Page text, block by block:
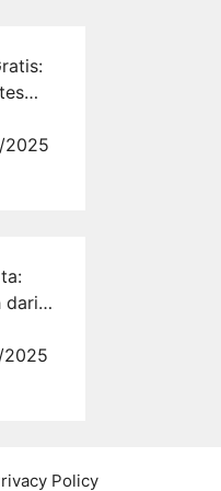
2025
dari
Policy